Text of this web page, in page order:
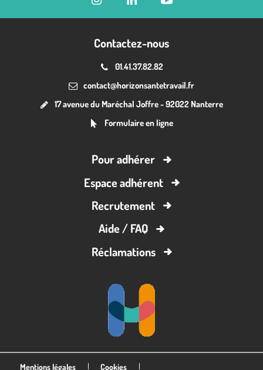
Contactez-nous
01.41.37.82.82
contact@horizonsantetravail.fr
17 avenue du Maréchal Joffre - 92022 Nanterre
Formulaire en ligne
Pour adhérer
Espace adhérent
Recrutement
Aide / FAQ
Réclamations
Mentions légales Cookies